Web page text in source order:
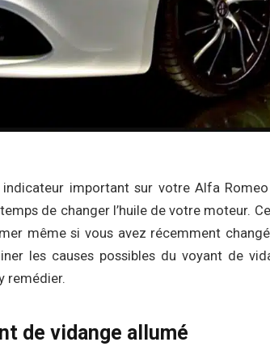
important sur votre Alfa
de changer l’huile de votre moteur.
même si vous avez récemment
les causes possibles du voyant de
remédier.
de vidange allumé